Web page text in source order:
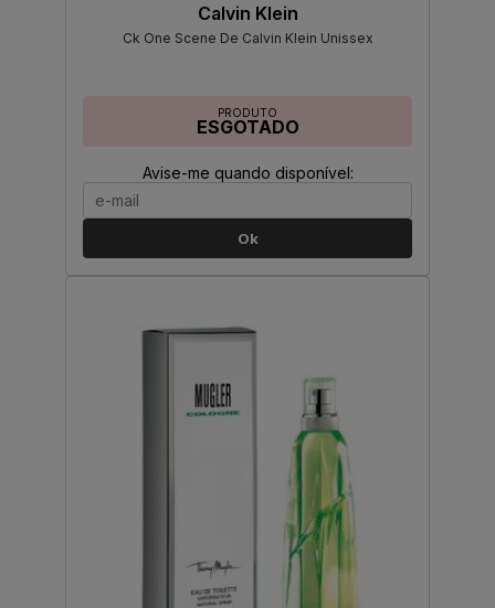
Calvin Klein
Ck One Scene De Calvin Klein Unissex
PRODUTO
ESGOTADO
Avise-me quando disponível:
Ok